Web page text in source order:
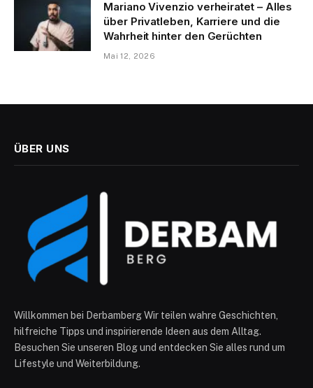
Mariano Vivenzio verheiratet – Alles
über Privatleben, Karriere und die
Wahrheit hinter den Gerüchten
Mai 12, 2026
ÜBER UNS
Willkommen bei Derbamberg Wir teilen wahre Geschichten,
hilfreiche Tipps und inspirierende Ideen aus dem Alltag.
Besuchen Sie unseren Blog und entdecken Sie alles rund um
Lifestyle und Weiterbildung.